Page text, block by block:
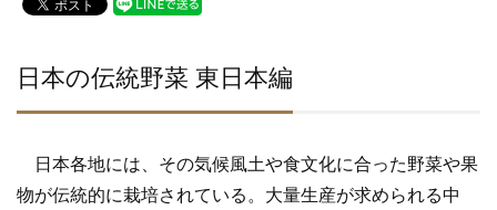
c
b
o
o
k
tt
e
日本の伝統野菜 東日本編
日本各地には、その気候風土や食文化に合った野菜や果
物が伝統的に栽培されている。大量生産が求められる中